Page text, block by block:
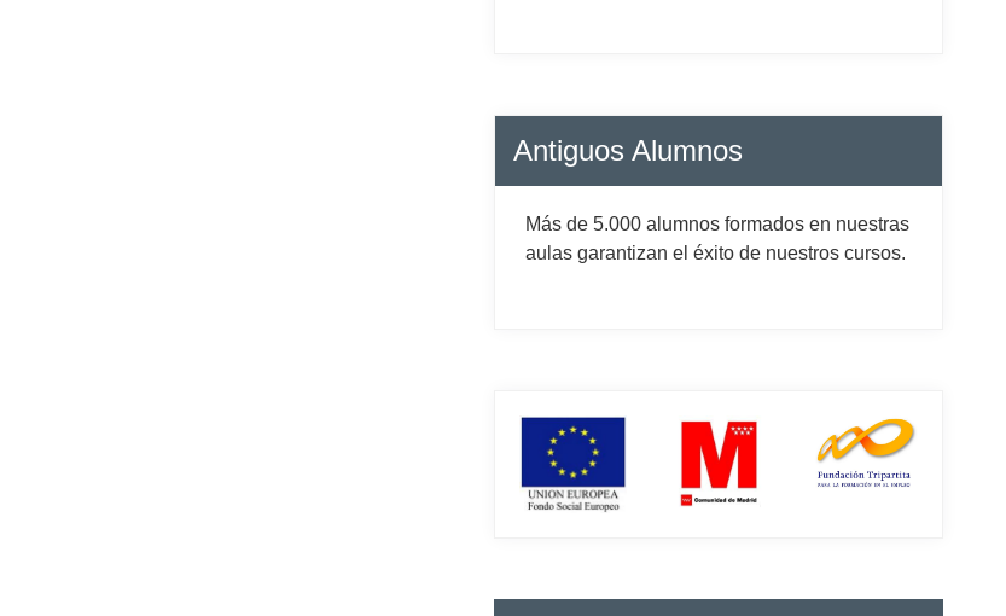
Antiguos Alumnos
Más de 5.000 alumnos formados en nuestras
aulas garantizan el éxito de nuestros cursos.